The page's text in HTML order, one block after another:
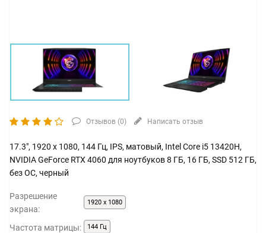
Отзывов (0) Написать отзыв
17.3", 1920 x 1080, 144 Гц, IPS, матовый, Intel Core i5 13420H,
NVIDIA GeForce RTX 4060 для ноутбуков 8 ГБ, 16 ГБ, SSD 512 ГБ,
без ОС, черный
Разрешение
экрана:
1920 x 1080
Частота матрицы: 144 Гц